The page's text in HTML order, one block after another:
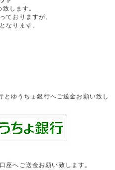
します。
ておりますが、
なります。
ゆうちょ銀行へご送金お願い致し
座へご送金お願い致します。